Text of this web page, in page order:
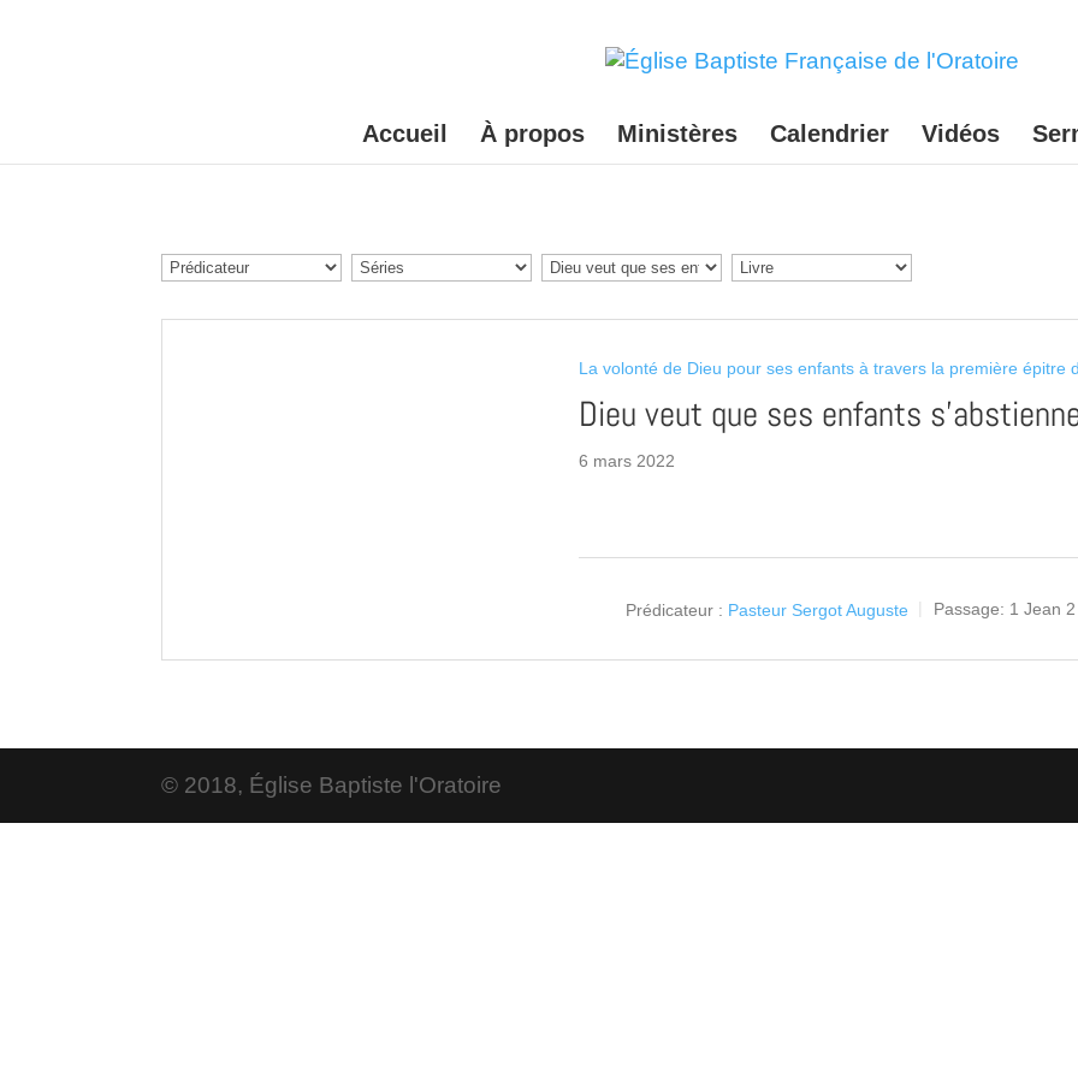
Accueil À propos Ministères Calendrier Vidéos
La volonté de Dieu pour ses enfants à travers la première épitre
Dieu veut que ses enfants
6 mars 2022
Prédicateur : Pasteur Sergot Auguste Passage: 1 Jean
© 2018, Église Baptiste l'Oratoire